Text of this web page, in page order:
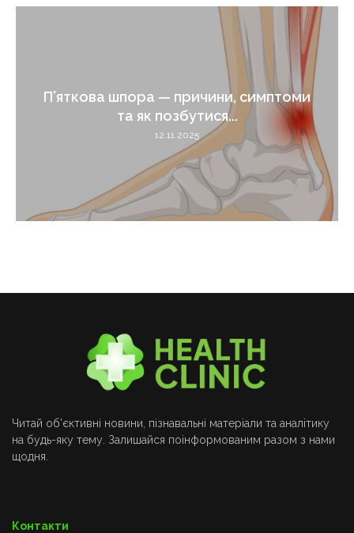
П’яткова шпора — причини, симптоми
та як позбутися...
12.11.2025
Читай об’єктивні новини, пізнавальні матеріали та аналітику
на будь-яку тему. Залишайся поінформованим разом з нами
щодня.
Контакти